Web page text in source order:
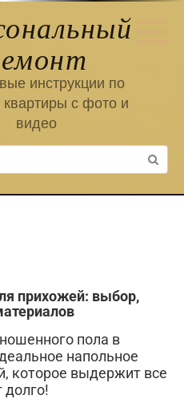
инструкции по
квартиры с фото и
видео
прихожей: выбор,
пола в
напольное
которое выдержит все
долго!